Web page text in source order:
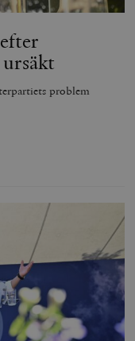
problem